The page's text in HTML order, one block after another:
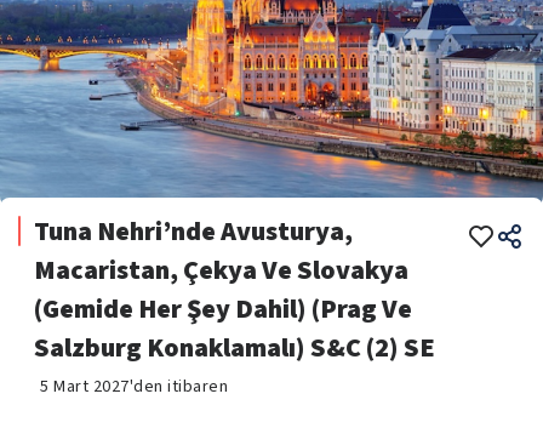
Tuna Nehri’nde Avusturya,
Macaristan, Çekya Ve Slovakya
(Gemide Her Şey Dahil) (Prag Ve
Salzburg Konaklamalı) S&C (2) SE
5 Mart 2027'den itibaren